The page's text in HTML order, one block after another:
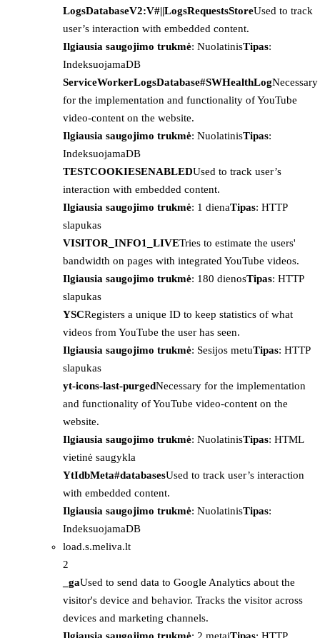
LogsDatabaseV2:V#||LogsRequestsStoreUsed to track
user’s interaction with embedded content.
Ilgiausia saugojimo trukmė: NuolatinisTipas:
IndeksuojamaDB
ServiceWorkerLogsDatabase#SWHealthLogNecessary
for the implementation and functionality of YouTube
video-content on the website.
Ilgiausia saugojimo trukmė: NuolatinisTipas:
IndeksuojamaDB
TESTCOOKIESENABLEDUsed to track user’s
interaction with embedded content.
Ilgiausia saugojimo trukmė: 1 dienaTipas: HTTP
slapukas
VISITOR_INFO1_LIVETries to estimate the users'
bandwidth on pages with integrated YouTube videos.
Ilgiausia saugojimo trukmė: 180 dienosTipas: HTTP
slapukas
YSCRegisters a unique ID to keep statistics of what
videos from YouTube the user has seen.
Ilgiausia saugojimo trukmė: Sesijos metuTipas: HTTP
slapukas
yt-icons-last-purgedNecessary for the implementation
and functionality of YouTube video-content on the
website.
Ilgiausia saugojimo trukmė: NuolatinisTipas: HTML
vietinė saugykla
YtIdbMeta#databasesUsed to track user’s interaction
with embedded content.
Ilgiausia saugojimo trukmė: NuolatinisTipas:
IndeksuojamaDB
load.s.meliva.lt
2
_gaUsed to send data to Google Analytics about the
visitor's device and behavior. Tracks the visitor across
devices and marketing channels.
Ilgiausia saugojimo trukmė: 2 metaiTipas: HTTP